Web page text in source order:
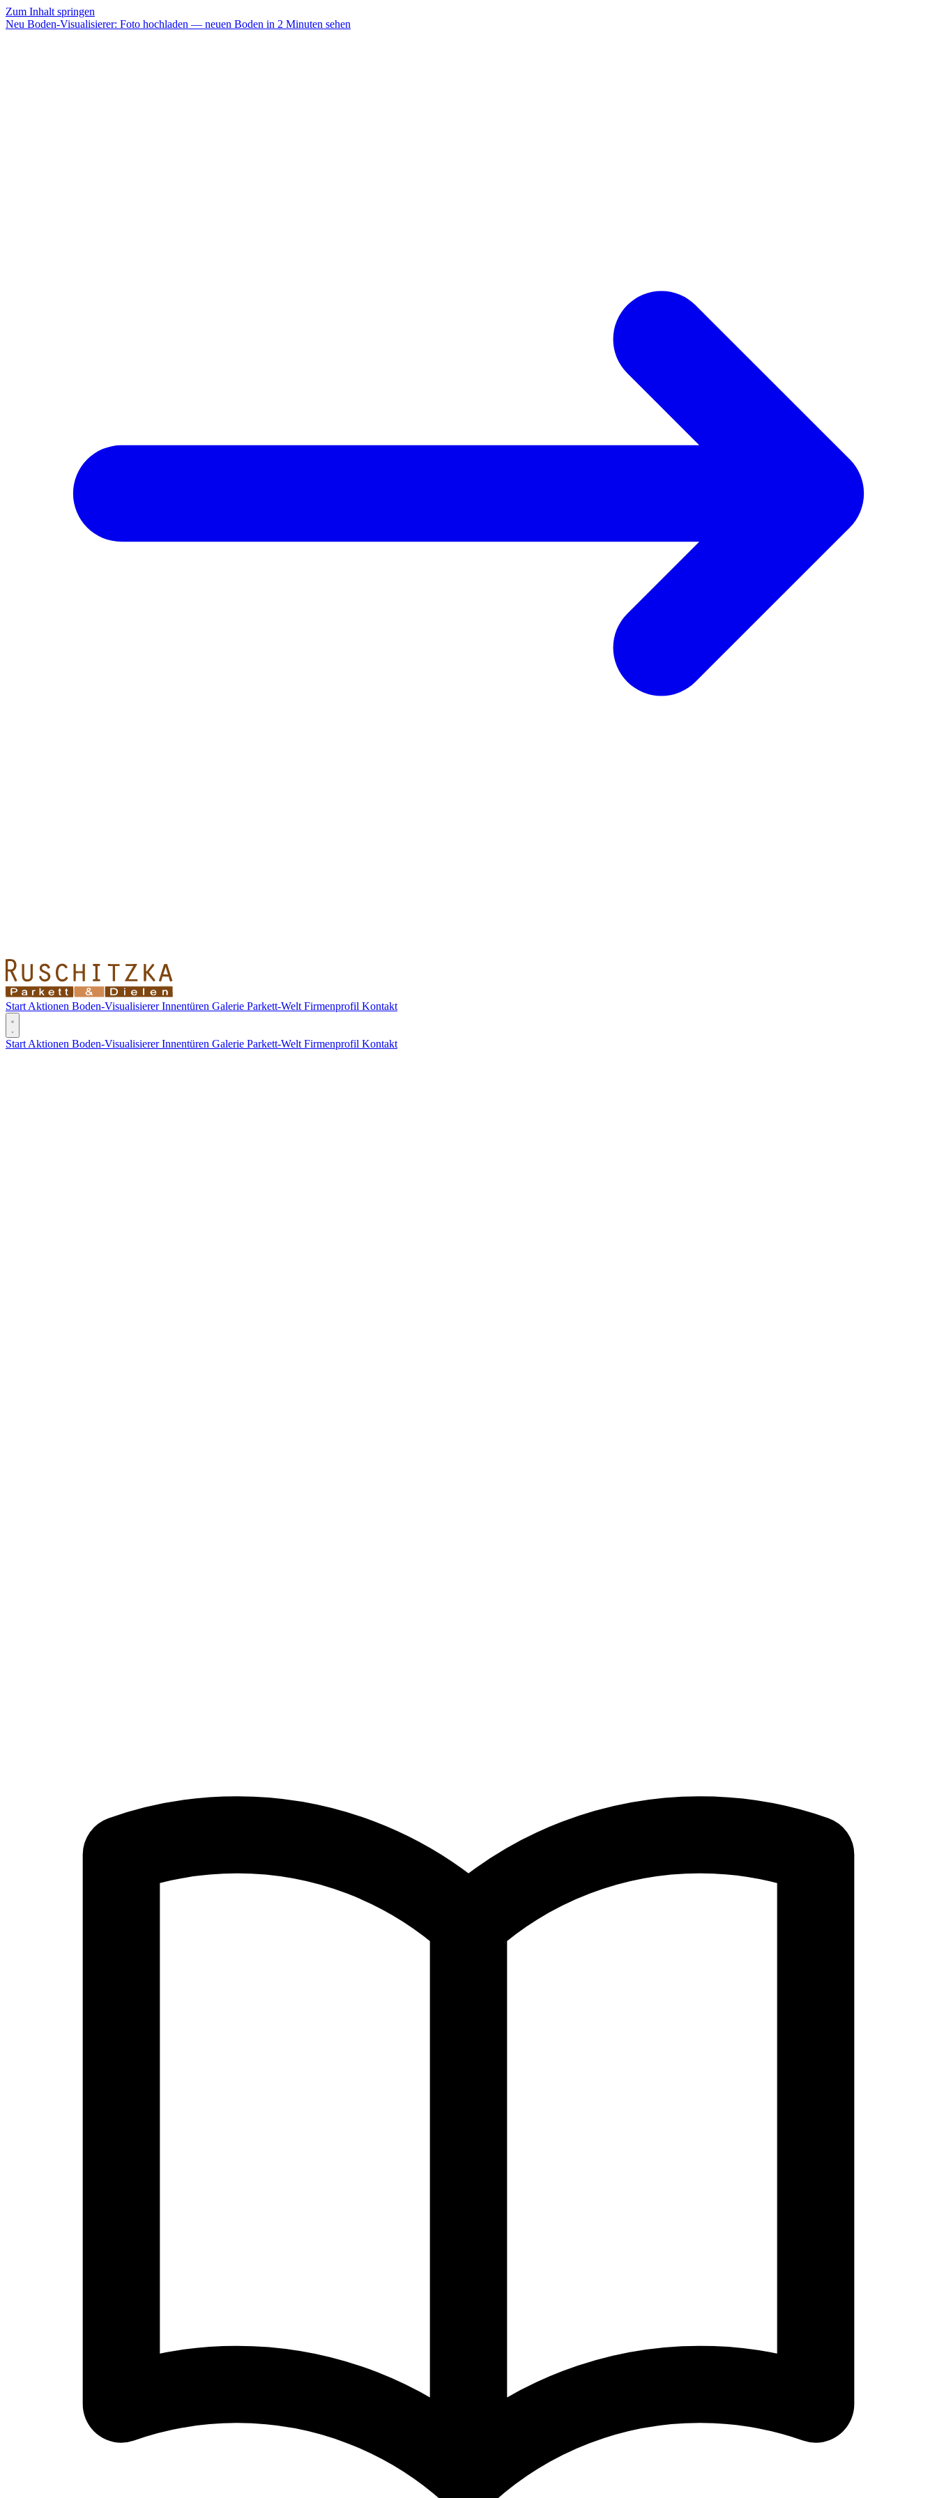
Zum Inhalt springen
Neu Boden-Visualisierer: Foto hochladen — neuen Boden in 2 Minuten sehen
Start Aktionen Boden-VisualisiererInnentüren Galerie Parkett-Welt Firmenprofil Kontakt
Start Aktionen Boden-VisualisiererInnentüren Galerie Parkett-Welt Firmenprofil Kontakt